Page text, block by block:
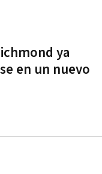
ya
en un nuevo